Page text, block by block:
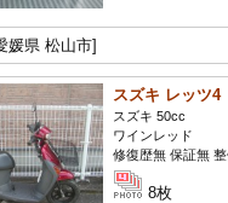
媛県 松山市]
スズキ レッツ4
スズキ 50cc
ワインレッド
修復歴無 保証無
8枚